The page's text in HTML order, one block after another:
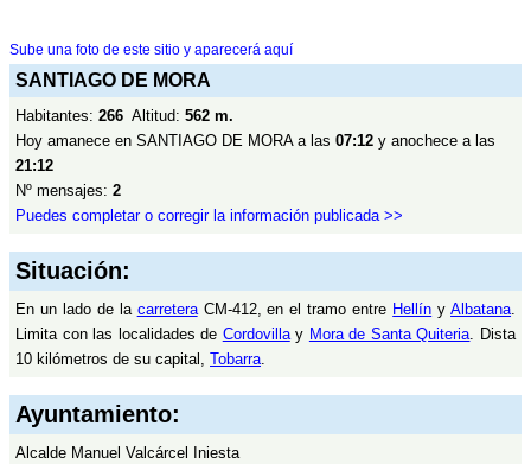
Sube una foto de este sitio y aparecerá aquí
SANTIAGO DE MORA
Habitantes: 266 Altitud: 562 m.
Hoy amanece en SANTIAGO DE MORA a las 07:12 y anochece a las
21:12
Nº mensajes: 2
Puedes completar o corregir la información publicada >>
Situación:
En un lado de la carreteraCM-412, en el tramo entre Hellín yAlbatana.
Limita con las localidades de Cordovillay Mora de Santa Quiteria. Dista
10 kilómetros de su capital, Tobarra.
Ayuntamiento:
Alcalde Manuel Valcárcel Iniesta